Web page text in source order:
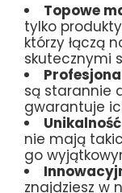
Topowe
tylko
którzy łączą
skutecznymi
są starannie
gwarantuje
Unikalność
nie mają
go
znajdziesz w